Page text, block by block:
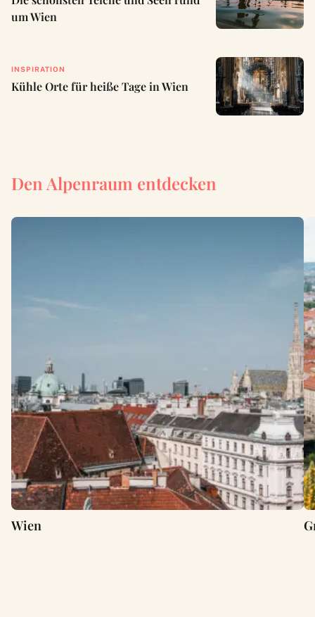
um Wien
INSPIRATION
Kühle Orte für heiße Tage in Wien
Den Alpenraum entdecken
Wien